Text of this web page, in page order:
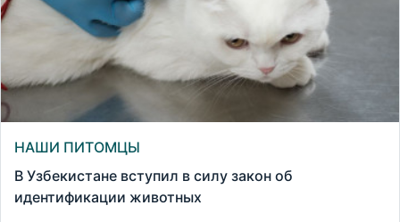
НАШИ ПИТОМЦЫ
В Узбекистане вступил в силу закон об
идентификации животных